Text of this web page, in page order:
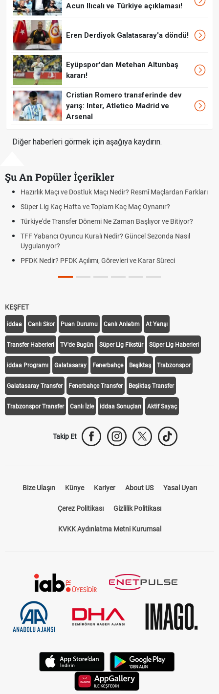
Acun Ilıcalı ve Türkiye açıklaması!
Eren Derdiyok Galatasaray'a döndü!
Eyüpspor'dan Metehan Altunbaş
kararı!
Cristian Romero transferinde dev
yarış: Inter, Atletico Madrid ve
Arsenal
Diğer haberleri görmek için aşağıya kaydırın.
Şu An Popüler İçerikler
Farkları
ve Bitiyor?
Nasıl
Süreci
Puan Durumunda AG, OM ve Diğer
Skor Ne Demek? Sporda Skor ve Sonuç
Futbol Nasıl Oynanır? Temel Futbol Kuralları
Deplasman Golü Kuralı Nedir? Hangi
DGS Sonuçları Ne Zaman Açıklanacak 2026?
KEŞFET
iddaa Canlı Skor Puan Durumu Canlı Anlatım At Yarışı
Transfer Haberleri TV'de Bugün Süper Lig Fikstür Süper Lig Haberleri
iddaa Programı Galatasaray Fenerbahçe Beşiktaş Trabzonspor
Galatasaray Transfer Fenerbahçe Transfer Beşiktaş Transfer
Trabzonspor Transfer Canlı İzle iddaa Sonuçları Aktif Sayaç